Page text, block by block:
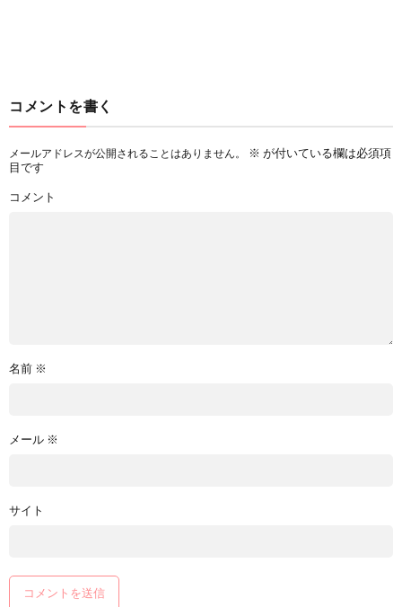
コメントを書く
メールアドレスが公開されることはありません。 ※ が付いている欄は必須項
目です
コメント
名前 ※
メール ※
サイト